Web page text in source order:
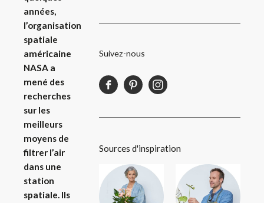
années,
l’organisation
spatiale
américaine
NASA a
mené des
recherches
sur les
meilleurs
moyens de
filtrer l’air
dans une
station
spatiale. Ils
Suivez-nous
Sources d'inspiration